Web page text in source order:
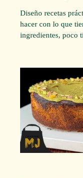
Diseño recetas
hacer con lo que
ingredientes, poco